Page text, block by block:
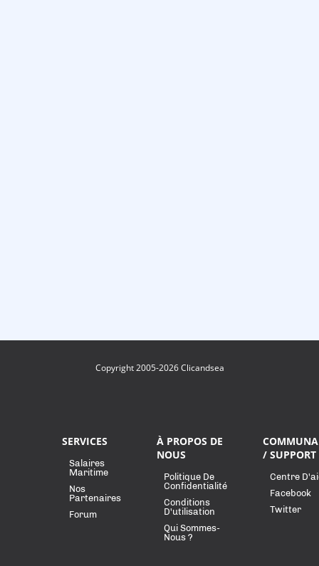
Copyright 2005-2026 Clicandsea
SERVICES
Salaires
Maritime
Nos
Partenaires
Forum
À PROPOS DE
NOUS
Politique De
Confidentialité
Conditions
D'utilisation
Qui Sommes-
Nous ?
/ SUPPORT
Centre
Facebook
Twitter